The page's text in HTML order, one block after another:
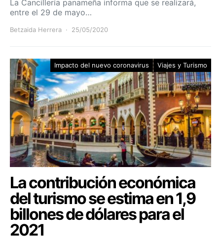
La Cancillería panameña informa que se realizará,
entre el 29 de mayo…
Betzaida Herrera 25/05/2020
Impacto del nuevo coronavirus Viajes y Turismo
La contribución económica
del turismo se estima en 1,9
billones de dólares para el
2021